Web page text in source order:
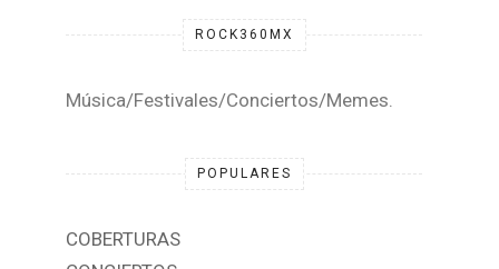
ROCK360MX
Música/Festivales/Conciertos/Memes.
POPULARES
COBERTURAS